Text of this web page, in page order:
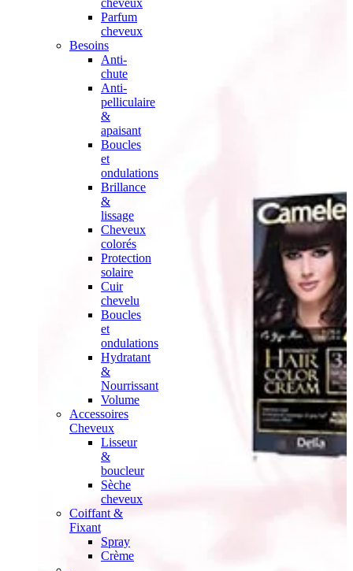
cheveux
Parfum
cheveux
Besoins
Anti-
chute
Anti-
pelliculaire
&
apaisant
Boucles
et
ondulations
Brillance
&
lissage
Cheveux
colorés
Protection
solaire
Cuir
chevelu
Boucles
et
ondulations
Hydratant
&
Nourrissant
Volume
Accessoires
Cheveux
Lisseur
&
boucleur
Sèche
cheveux
Coiffant &
Fixant
Spray
Crème